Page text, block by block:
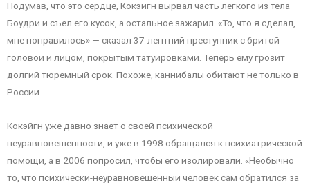
Подумав, что это сердце, Кокэйгн вырвал часть легкого из тела
Боудри и съел его кусок, а остальное зажарил. «То, что я сделал,
мне понравилось» — сказал 37-лентний преступник с бритой
головой и лицом, покрытым татуировками. Теперь ему грозит
долгий тюремный срок. Похоже, каннибалы обитают не только в
России.
Кокэйгн уже давно знает о своей психической
неуравновешенности, и уже в 1998 обращался к психиатрической
помощи, а в 2006 попросил, чтобы его изолировали. «Необычно
то, что психически-неуравновешенный человек сам обратился за